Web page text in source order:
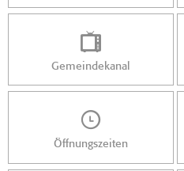
Gemeindekanal
Öffnungszeiten